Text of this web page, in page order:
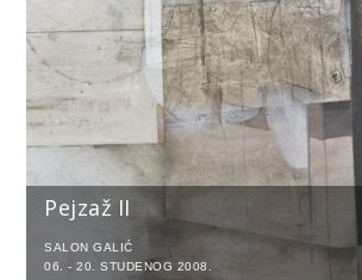
Pejzaž II
SALON GALIĆ
06. - 20. STUDENOG 2008.